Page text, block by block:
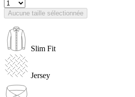
Aucune taille sélectionnée
Slim Fit
Jersey